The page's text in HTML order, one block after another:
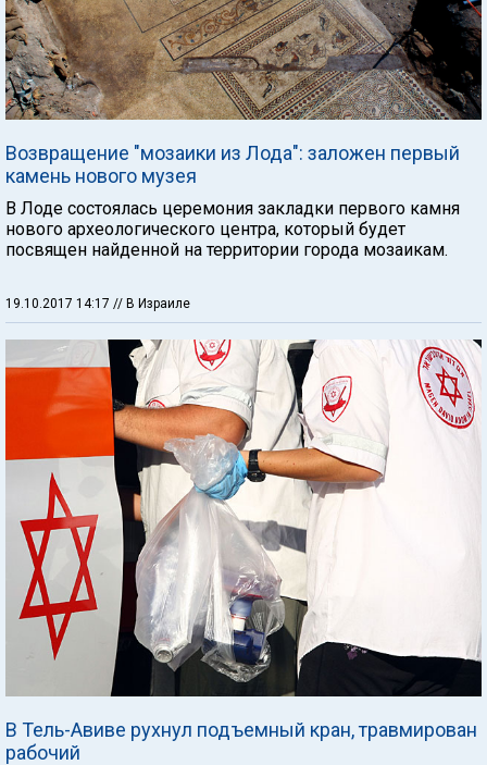
Возвращение "мозаики из Лода": заложен первый
камень нового музея
В Лоде состоялась церемония закладки первого камня
нового археологического центра, который будет
посвящен найденной на территории города мозаикам.
19.10.2017 14:17 // В Израиле
В Тель-Авиве рухнул подъемный кран, травмирован
рабочий